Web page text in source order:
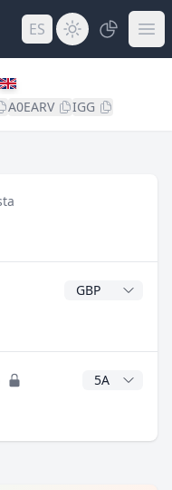
ES
A0EARV IGG
Divisa del
Años CAGR